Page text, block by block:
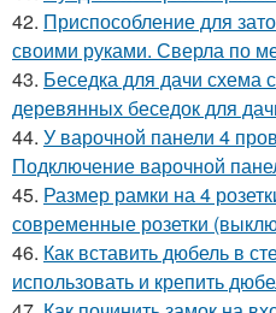
42. Приспособление для
своими руками. Сверла по
43. Беседка для дачи схема
деревянных беседок для
44. У варочной панели 4
Подключение варочной
45. Размер рамки на 4
современные розетки
46. Как вставить дюбель в
использовать и крепить